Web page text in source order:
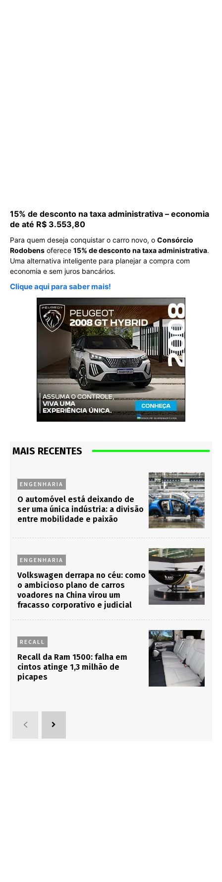
15% de desconto na taxa administrativa – economia
de até R$ 3.553,80
Para quem deseja conquistar o carro novo, o Consórcio
Rodobens oferece 15% de desconto na taxa administrativa.
Uma alternativa inteligente para planejar a compra com
economia e sem juros bancários.
Clique aqui para saber mais!
MAIS RECENTES
ENGENHARIA
O automóvel está deixando de
ser uma única indústria: a divisão
entre mobilidade e paixão
ENGENHARIA
Volkswagen derrapa no céu: como
o ambicioso plano de carros
voadores na China virou um
fracasso corporativo e judicial
RECALL
Recall da Ram 1500: falha em
cintos atinge 1,3 milhão de
picapes